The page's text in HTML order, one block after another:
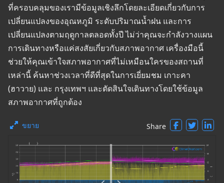
ที่ครอบคลุมของเรามีข้อมูลเชิงลึกโดยละเอียดเกี่ยวกับการ
เปลี่ยนแปลงของอุณหภูมิ ระดับปริมาณน้ำฝน และการ
เปลี่ยนแปลงตามฤดูกาลตลอดทั้งปี ไม่ว่าคุณจะกำลังวางแผน
การเดินทางหรือแค่สงสัยเกี่ยวกับสภาพอากาศ เครื่องมือนี้
ช่วยให้คุณเข้าใจสภาพอากาศที่ไม่เหมือนใครของสถานที่
เหล่านี้ ค้นหาช่วงเวลาที่ดีที่สุดในการเยี่ยมชม เกาะคา
(ฮาวาย) และ กรุงเทพฯ และตัดสินใจเดินทางโดยใช้ข้อมูล
สภาพอากาศที่ถูกต้อง
ขยาย Share